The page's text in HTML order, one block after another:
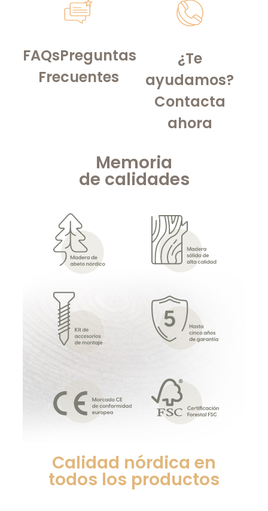
FAQsPreguntas
Frecuentes
¿Te
ayudamos?
Contacta
ahora
Memoria
de calidades
Calidad nórdica en
todos los productos